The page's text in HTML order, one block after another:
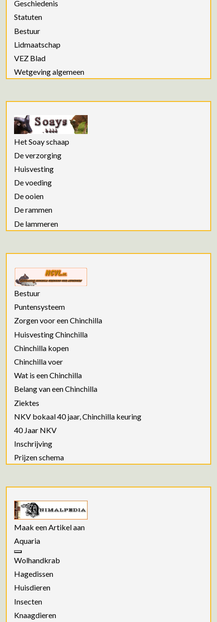
Geschiedenis
Statuten
Bestuur
Lidmaatschap
VEZ Blad
Wetgeving algemeen
Het Soay schaap
De verzorging
Huisvesting
De voeding
De ooien
De rammen
De lammeren
Bestuur
Puntensysteem
Zorgen voor een Chinchilla
Huisvesting Chinchilla
Chinchilla kopen
Chinchilla voer
Wat is een Chinchilla
Belang van een Chinchilla
Ziektes
NKV bokaal 40 jaar, Chinchilla keuring
40 Jaar NKV
Inschrijving
Prijzen schema
Maak een Artikel aan
Aquaria
Wolhandkrab
Hagedissen
Huisdieren
Insecten
Knaagdieren